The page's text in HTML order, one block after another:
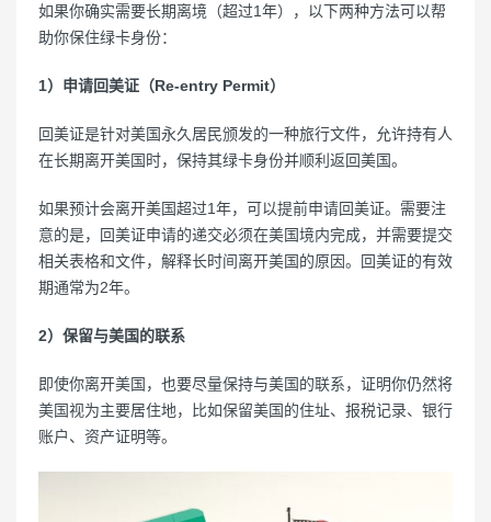
如果你确实需要长期离境（超过1年），以下两种方法可以帮
助你保住绿卡身份：
1）申请回美证（Re-entry Permit）
回美证是针对美国永久居民颁发的一种旅行文件，允许持有人
在长期离开美国时，保持其绿卡身份并顺利返回美国。
如果预计会离开美国超过1年，可以提前申请回美证。需要注
意的是，回美证申请的递交必须在美国境内完成，并需要提交
相关表格和文件，解释长时间离开美国的原因。回美证的有效
期通常为2年。
2）保留与美国的联系
即使你离开美国，也要尽量保持与美国的联系，证明你仍然将
美国视为主要居住地，比如保留美国的住址、报税记录、银行
账户、资产证明等。